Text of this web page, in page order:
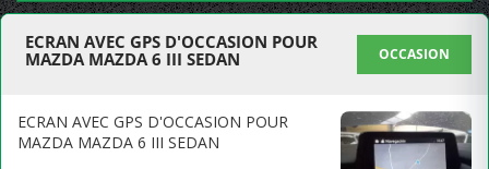
ECRAN AVEC GPS D'OCCASION POUR
MAZDA MAZDA 6 III SEDAN
OCCASION
ECRAN AVEC GPS D'OCCASION POUR
MAZDA MAZDA 6 III SEDAN